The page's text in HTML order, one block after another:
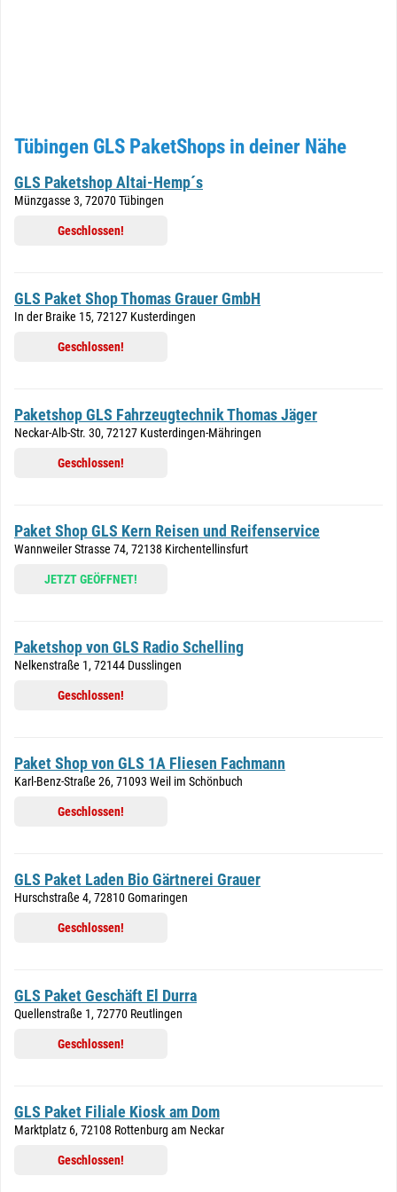
Tübingen GLS PaketShops in deiner Nähe
GLS Paketshop Altai-Hemp´s
Münzgasse 3, 72070 Tübingen
Geschlossen!
GLS Paket Shop Thomas Grauer GmbH
In der Braike 15, 72127 Kusterdingen
Geschlossen!
Paketshop GLS Fahrzeugtechnik Thomas Jäger
Neckar-Alb-Str. 30, 72127 Kusterdingen-Mähringen
Geschlossen!
Paket Shop GLS Kern Reisen und Reifenservice
Wannweiler Strasse 74, 72138 Kirchentellinsfurt
JETZT GEÖFFNET!
Paketshop von GLS Radio Schelling
Nelkenstraße 1, 72144 Dusslingen
Geschlossen!
Paket Shop von GLS 1A Fliesen Fachmann
Karl-Benz-Straße 26, 71093 Weil im Schönbuch
Geschlossen!
GLS Paket Laden Bio Gärtnerei Grauer
Hurschstraße 4, 72810 Gomaringen
Geschlossen!
GLS Paket Geschäft El Durra
Quellenstraße 1, 72770 Reutlingen
Geschlossen!
GLS Paket Filiale Kiosk am Dom
Marktplatz 6, 72108 Rottenburg am Neckar
Geschlossen!